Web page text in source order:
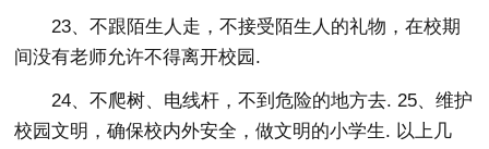
23、不跟陌生人走，不接受陌生人的礼物，在校期
间没有老师允许不得离开校园.
24、不爬树、电线杆，不到危险的地方去. 25、维护
校园文明，确保校内外安全，做文明的小学生. 以上几